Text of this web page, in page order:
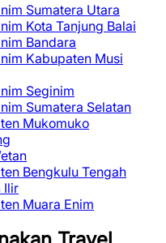
Sumatera Utara
Kota Tanjung Balai
Bandara
Kabupaten Musi
Seginim
Sumatera Selatan
Mukomuko
Bengkulu Tengah
Ilir
Muara Enim